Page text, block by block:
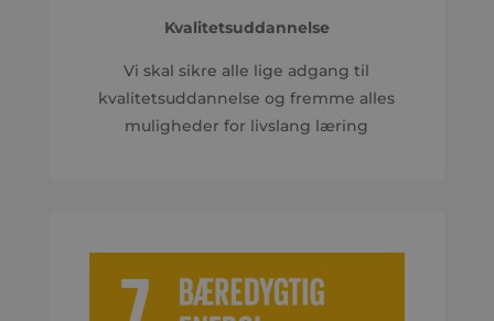
Kvalitetsuddannelse
Vi skal sikre alle lige adgang til
kvalitetsuddannelse og fremme alles
muligheder for livslang læring